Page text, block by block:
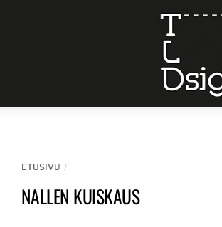
ETUSIVU
NALLEN KUISKAUS